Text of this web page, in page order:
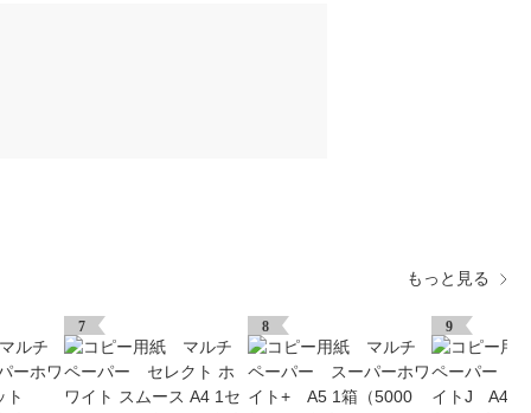
もっと見る
7 8 9